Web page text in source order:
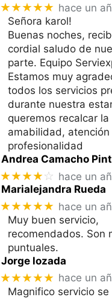
★★★★★ hace un
Señora karol!
Buenas noches,
cordial saludo de
parte. Equipo
Estamos muy
todos los servicios
durante nuestra
queremos recalcar la
amabilidad, atención
profesionalidad
Andrea Camacho
★★★★☆ hace un
Marialejandra Rueda
★★★★★ hace un
Muy buen servicio,
recomendados. Son
puntuales.
Jorge lozada
★★★★★ hace un
Magnifico servicio se